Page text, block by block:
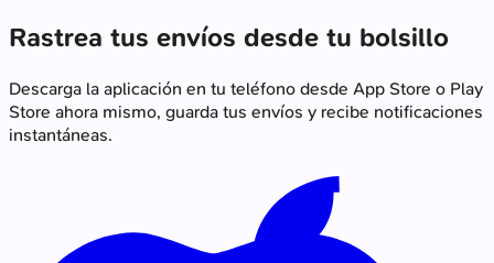
Rastrea tus envíos desde tu bolsillo
Descarga la aplicación en tu teléfono desde App Store o Play
Store ahora mismo, guarda tus envíos y recibe notificaciones
instantáneas.